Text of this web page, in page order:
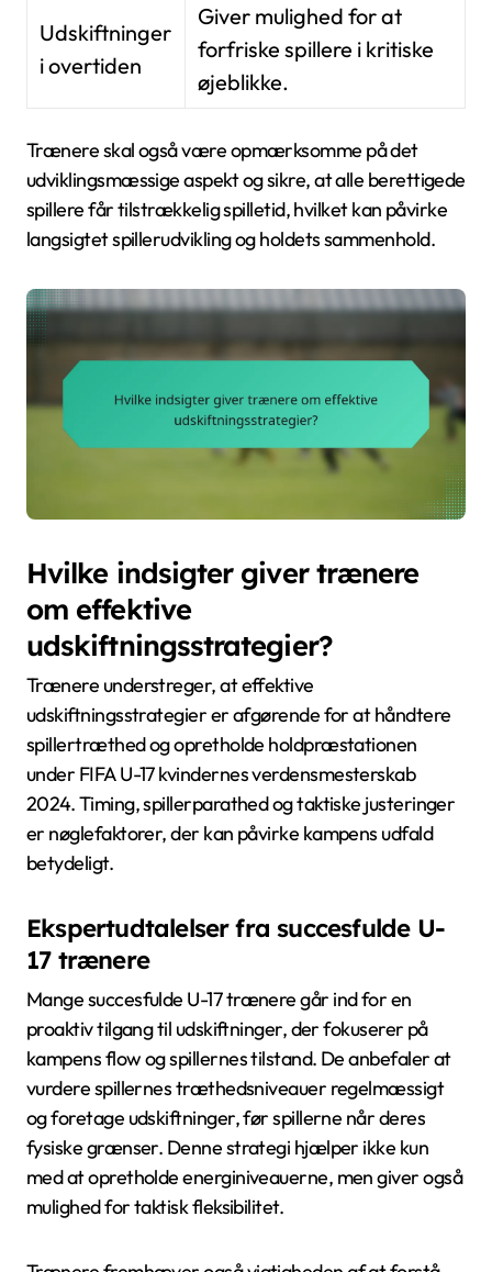
Udskiftninger
i overtiden
Giver mulighed for at
forfriske spillere i kritiske
øjeblikke.
Trænere skal også være opmærksomme på det
udviklingsmæssige aspekt og sikre, at alle berettigede
spillere får tilstrækkelig spilletid, hvilket kan påvirke
langsigtet spillerudvikling og holdets sammenhold.
Hvilke indsigter giver trænere
om effektive
udskiftningsstrategier?
Trænere understreger, at effektive
udskiftningsstrategier er afgørende for at håndtere
spillertræthed og opretholde holdpræstationen
under FIFA U-17 kvindernes verdensmesterskab
2024. Timing, spillerparathed og taktiske justeringer
er nøglefaktorer, der kan påvirke kampens udfald
betydeligt.
Ekspertudtalelser fra succesfulde U-
17 trænere
Mange succesfulde U-17 trænere går ind for en
proaktiv tilgang til udskiftninger, der fokuserer på
kampens flow og spillernes tilstand. De anbefaler at
vurdere spillernes træthedsniveauer regelmæssigt
og foretage udskiftninger, før spillerne når deres
fysiske grænser. Denne strategi hjælper ikke kun
med at opretholde energiniveauerne, men giver også
mulighed for taktisk fleksibilitet.